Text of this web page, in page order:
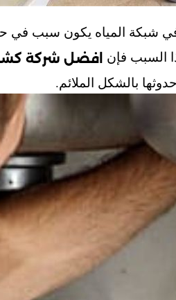
شبكة المياه يكون سبب في
السبب فإن افضل شركة كشف
بالشكل الملائم.